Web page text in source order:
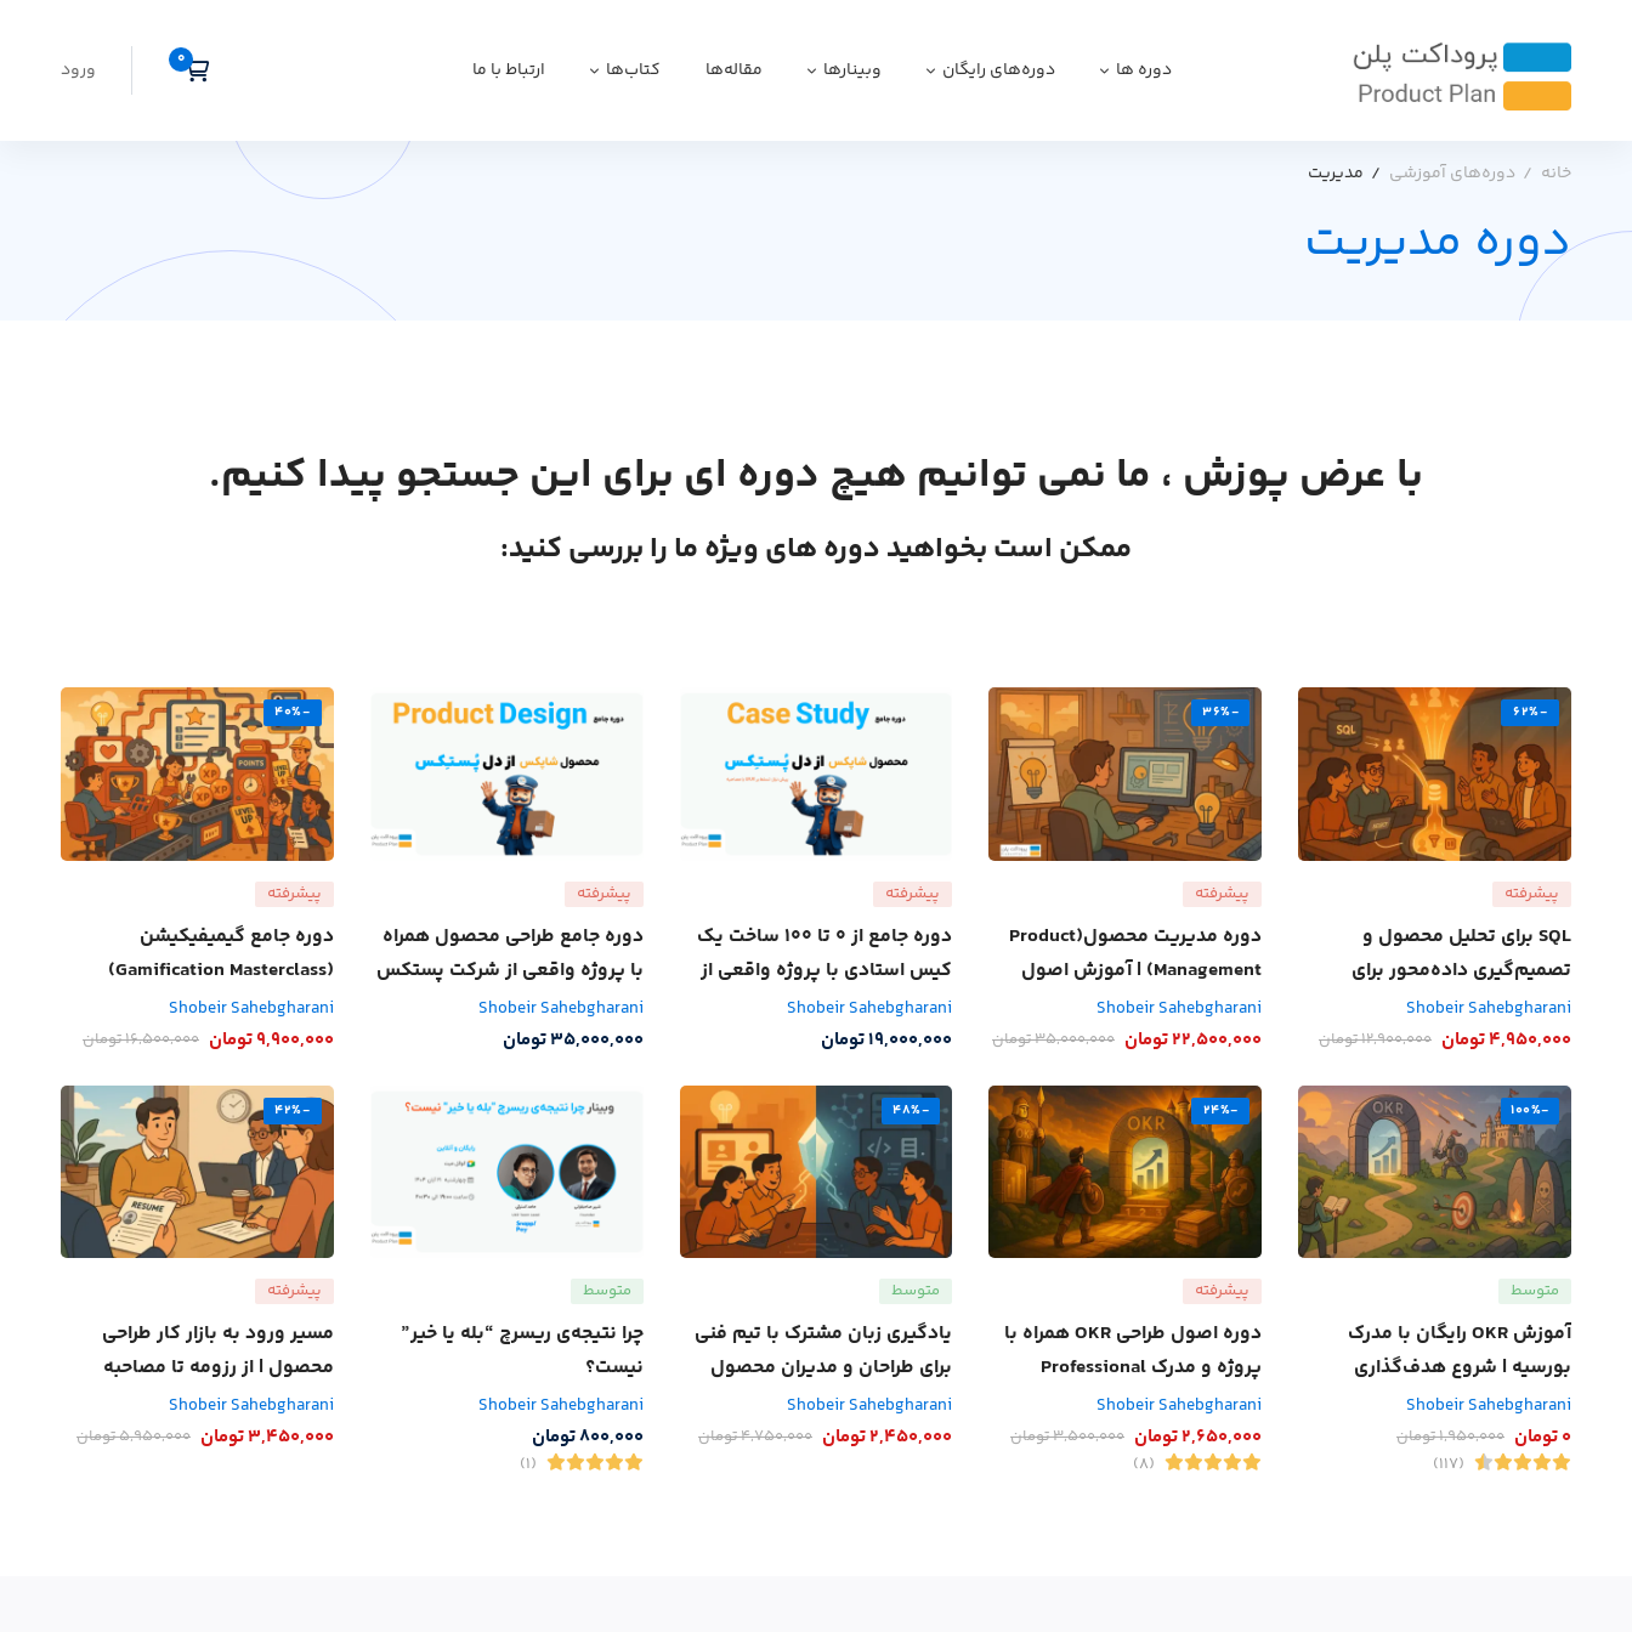
دوره ها دوره‌های رایگان وبینارها مقاله‌ها کتاب‌ها ارتباط با ما ورود
خانه دوره‌های آموزشی مدیریت
دوره مدیریت
با عرض پوزش ، ما نمی توانیم هیچ دوره ای برای این جستجو پیدا کنیم.
ممکن است بخواهید دوره های ویژه ما را بررسی کنید:
-62%
پیشرفته
SQL برای تحلیل محصول و
تصمیم‌گیری داده‌محور برای
طراحان و مدیران محصول
Shobeir Sahebgharani
4,950,000تومان 12,900,000تومان
-36%
پیشرفته
دوره مدیریت محصول(Product
Management) | آموزش اصول
توسعه فیچر برای بازار ایران
Shobeir Sahebgharani
22,500,000تومان 35,000,000تومان
پیشرفته
دوره جامع از 0 تا 100 ساخت یک
کیس استادی با پروژه واقعی از
شرکت پستکس
Shobeir Sahebgharani
19,000,000تومان
پیشرفته
دوره جامع طراحی محصول همراه
با پروژه واقعی از شرکت پستکس
Shobeir Sahebgharani
35,000,000تومان
-40%
پیشرفته
دوره جامع گیمیفیکیشن
(Gamification Masterclass)
Shobeir Sahebgharani
9,900,000تومان 16,500,000تومان
-100%
متوسط
آموزش OKR رایگان با مدرک
بورسیه | شروع هدف‌گذاری
نتیجه‌محور
Shobeir Sahebgharani
0تومان 1,950,000تومان
(117)
-24%
پیشرفته
دوره اصول طراحی OKR همراه با
پروژه و مدرک Professional
Shobeir Sahebgharani
2,650,000تومان 3,500,000تومان
(8)
-48%
متوسط
یادگیری زبان مشترک با تیم فنی
برای طراحان و مدیران محصول
Shobeir Sahebgharani
2,450,000تومان 4,750,000تومان
متوسط
چرا نتیجه‌ی ریسرچ “بله یا خیر”
نیست؟
Shobeir Sahebgharani
800,000تومان
(1)
-42%
پیشرفته
مسیر ورود به بازار کار طراحی
محصول | از رزومه تا مصاحبه
نهایی + AI
Shobeir Sahebgharani
3,450,000تومان 5,950,000تومان